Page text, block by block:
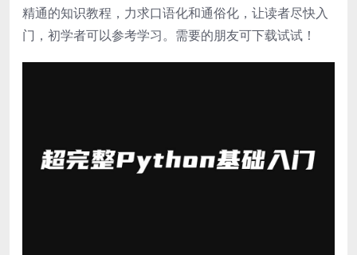
精通的知识教程，力求口语化和通俗化，让读者尽快入
门，初学者可以参考学习。需要的朋友可下载试试！